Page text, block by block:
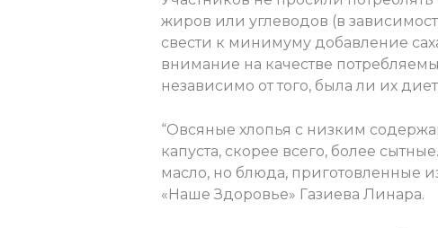
жиров или углеводов (в
свести к минимуму добавление
внимание на качестве
независимо от того, была ли их
“Овсяные хлопья с низким
капуста, скорее всего, более
масло, но блюда, приготовленные
«Наше Здоровье» Газиева Линара.